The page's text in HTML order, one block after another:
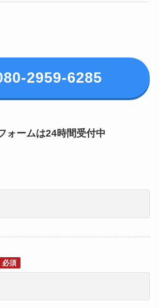
2959-6285
ォームは24時間受付中
必須